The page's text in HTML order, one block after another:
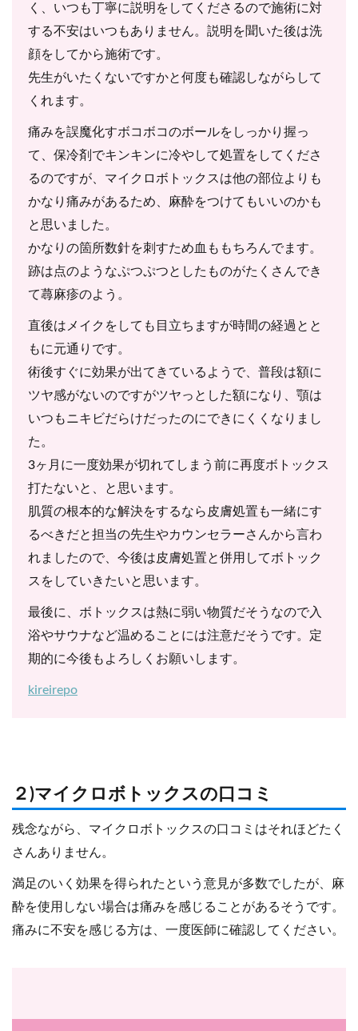
く、いつも丁寧に説明をしてくださるので施術に対
する不安はいつもありません。説明を聞いた後は洗
顔をしてから施術です。
先生がいたくないですかと何度も確認しながらして
くれます。
痛みを誤魔化すボコボコのボールをしっかり握っ
て、保冷剤でキンキンに冷やして処置をしてくださ
るのですが、マイクロボトックスは他の部位よりも
かなり痛みがあるため、麻酔をつけてもいいのかも
と思いました。
かなりの箇所数針を刺すため血ももちろんでます。
跡は点のようなぷつぷつとしたものがたくさんでき
て蕁麻疹のよう。
直後はメイクをしても目立ちますが時間の経過とと
もに元通りです。
術後すぐに効果が出てきているようで、普段は額に
ツヤ感がないのですがツヤっとした額になり、顎は
いつもニキビだらけだったのにできにくくなりまし
た。
3ヶ月に一度効果が切れてしまう前に再度ボトックス
打たないと、と思います。
肌質の根本的な解決をするなら皮膚処置も一緒にす
るべきだと担当の先生やカウンセラーさんから言わ
れましたので、今後は皮膚処置と併用してボトック
スをしていきたいと思います。
最後に、ボトックスは熱に弱い物質だそうなので入
浴やサウナなど温めることには注意だそうです。定
期的に今後もよろしくお願いします。
kireirepo
２)マイクロボトックスの口コミ
残念ながら、マイクロボトックスの口コミはそれほどたく
さんありません。
満足のいく効果を得られたという意見が多数でしたが、麻
酔を使用しない場合は痛みを感じることがあるそうです。
痛みに不安を感じる方は、一度医師に確認してください。